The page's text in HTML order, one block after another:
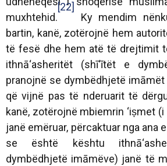
muxhtehid.
[22]
Ky mendim
bartin, kanë, zotërojnë hem
të fesë dhe hem atë të drejtimit
ithnā‘asheritët (shī‘ītët e
pranojnë se dymbëdhjetë imāmët
që vijnë pas të nderuarit të
kanë, zotërojnë mbiemrin ‘iṣmet
janë emëruar, përcaktuar nga ana
se është kështu
dymbëdhjetë imāmëve) janë të